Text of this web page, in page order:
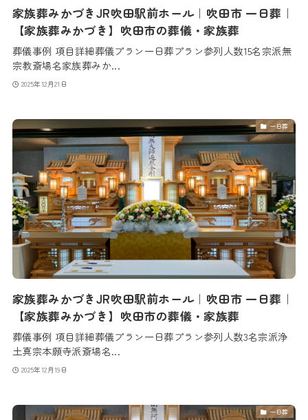
家族葬みかづきJR吹田駅前ホール｜吹田市 一日葬｜
【家族葬みかづき】吹田市の葬儀・家族葬
葬儀事例 項目詳細葬儀プラン一日葬プラン参列人数15名宗派無
宗教斎場名家族葬みか...
2025年12月21日
一日葬
家族葬みかづきJR吹田駅前ホール｜吹田市 一日葬｜
【家族葬みかづき】吹田市の葬儀・家族葬
葬儀事例 項目詳細葬儀プラン一日葬プラン参列人数3名宗派浄
土真宗本願寺派斎場名...
2025年12月19日
一日葬